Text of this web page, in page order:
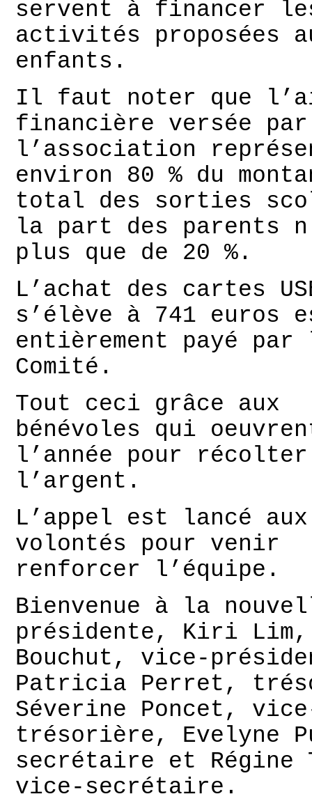
servent à financer
activités proposées
enfants.
Il faut noter que
financière versée par
l’association
environ 80 % du
total des sorties
la part des parents
plus que de 20 %.
L’achat des cartes
s’élève à 741 euros
entièrement payé par
Comité.
Tout ceci grâce aux
bénévoles qui
l’année pour
l’argent.
L’appel est lancé aux
volontés pour venir
renforcer l’équipe.
Bienvenue à la
présidente, Kiri
Bouchut, vice-
Patricia Perret,
Séverine Poncet,
trésorière, Evelyne
secrétaire et Régine
vice-secrétaire.